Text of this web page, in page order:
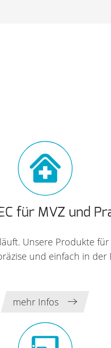
für MVZ und
Unsere Produkte
und einfach in der
mehr Infos